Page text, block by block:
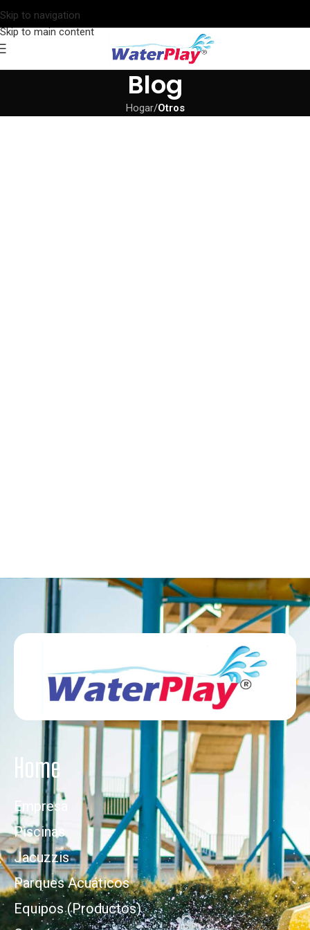
Skip to navigation
Skip to main content
Blog
Hogar/Otros
Home
Empresa
Piscinas
Jacuzzis
Parques Acuáticos
Equipos (Productos)